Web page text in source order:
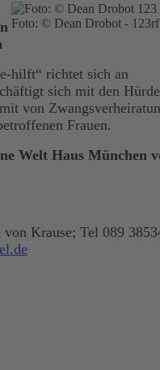
Foto: © Dean Drobot -
hilft“ richtet sich an
sich mit den
von
Frauen.
Welt Haus München
von Krause; Tel 089